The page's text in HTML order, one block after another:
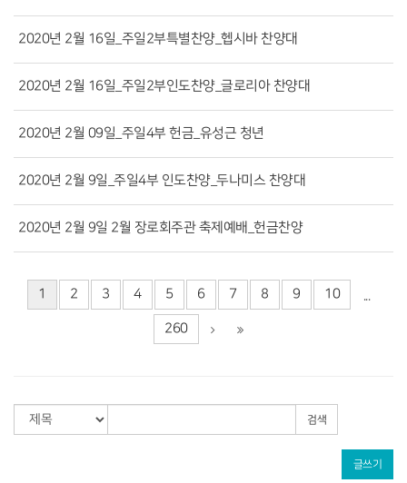
2020년 2월 16일_주일2부특별찬양_헵시바 찬양대
2020년 2월 16일_주일2부인도찬양_글로리아 찬양대
2020년 2월 09일_주일4부 헌금_유성근 청년
2020년 2월 9일_주일4부 인도찬양_두나미스 찬양대
2020년 2월 9일 2월 장로회주관 축제예배_헌금찬양
1 2 3 4 5 6 7 8 9 10 ...
260
검색
글쓰기